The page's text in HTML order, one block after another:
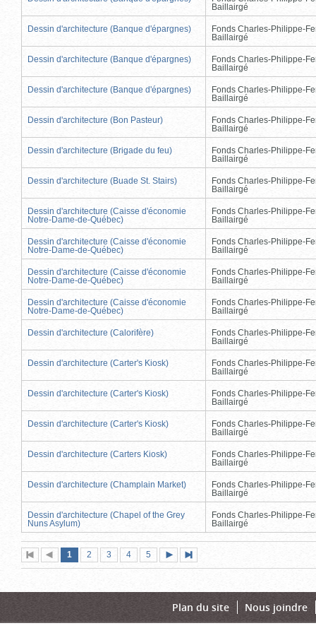
Baillairgé
Dessin d'architecture (Banque d'épargnes)
Fonds Charles-Philippe-
Baillairgé
Dessin d'architecture (Banque d'épargnes)
Fonds Charles-Philippe-
Baillairgé
Dessin d'architecture (Banque d'épargnes)
Fonds Charles-Philippe-
Baillairgé
Dessin d'architecture (Bon Pasteur)
Fonds Charles-Philippe-
Baillairgé
Dessin d'architecture (Brigade du feu)
Fonds Charles-Philippe-
Baillairgé
Dessin d'architecture (Buade St. Stairs)
Fonds Charles-Philippe-
Baillairgé
Dessin d'architecture (Caisse d'économie
Notre-Dame-de-Québec)
Fonds Charles-Philippe-
Baillairgé
Dessin d'architecture (Caisse d'économie
Notre-Dame-de-Québec)
Fonds Charles-Philippe-
Baillairgé
Dessin d'architecture (Caisse d'économie
Notre-Dame-de-Québec)
Fonds Charles-Philippe-
Baillairgé
Dessin d'architecture (Caisse d'économie
Notre-Dame-de-Québec)
Fonds Charles-Philippe-
Baillairgé
Dessin d'architecture (Calorifère)
Fonds Charles-Philippe-
Baillairgé
Dessin d'architecture (Carter's Kiosk)
Fonds Charles-Philippe-
Baillairgé
Dessin d'architecture (Carter's Kiosk)
Fonds Charles-Philippe-
Baillairgé
Dessin d'architecture (Carter's Kiosk)
Fonds Charles-Philippe-
Baillairgé
Dessin d'architecture (Carters Kiosk)
Fonds Charles-Philippe-
Baillairgé
Dessin d'architecture (Champlain Market)
Fonds Charles-Philippe-
Baillairgé
Dessin d'architecture (Chapel of the Grey
Nuns Asylum)
Fonds Charles-Philippe-
Baillairgé
Première
page
Page
précédente
Page
1 (page
actuelle)
Page
2 Page
3 Page
4 Page
5
suivante
page
Plan du site Nous joindre